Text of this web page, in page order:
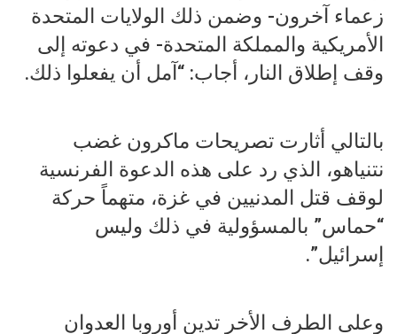
زعماء آخرون- وضمن ذلك الولايات المتحدة
الأمريكية والمملكة المتحدة- في دعوته إلى
وقف إطلاق النار، أجاب: “آمل أن يفعلوا ذلك.
بالتالي أثارت تصريحات ماكرون غضب
نتنياهو، الذي رد على هذه الدعوة الفرنسية
لوقف قتل المدنيين في غزة، متهماً حركة
“حماس” بالمسؤولية في ذلك وليس
إسرائيل”.
وعلى الطرف الأخر تدين أوروبا العدوان